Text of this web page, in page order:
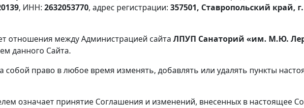
, ИНН: 2632053770, адрес регистрации: 357501, Ставропольский край,
отношения между Администрацией сайта ЛПУП Санаторий «им. М.Ю.
данного Сайта.
собой право в любое время изменять, добавлять или удалять пункты
означает принятие Соглашения и изменений, внесенных в настоящее